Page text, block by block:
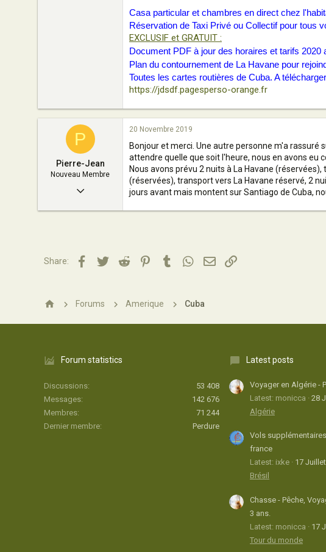
Casa particular et chambres en direct chez
Réservation de Taxi Privé ou Collectif pour tous
EXCLUSIF et GRATUIT :
Document PDF à jour des horaires et tarifs
Plan du contournement de La Havane pour
Toutes les cartes routières de Cuba. A
https://jdsdf.pagesperso-orange.fr
P
Pierre-Jean
Nouveau Membre
21 Juillet 2019
20 Novembre 2019
Bonjour et merci. Une autre personne m'a rassuré
attendre quelle que soit l'heure, nous en avons eu
Nous avons prévu 2 nuits à La Havane
(réservées), transport vers La Havane réservé, 2
jours avant mais montent sur Santiago de Cuba,
Share: Facebook
TwitterReddit PinterestTumblrWhatsApp
EmailLien
Forums Amerique Cuba
Forum statistics
Discussions
53 408
Messages
142 676
Membres
71 244
Dernier membre
Perdure
Latest posts
Voyager en Algérie -
Latest: monicca
28
Algérie
Vols
france
Latest: ixke
17
Brésil
Chasse - Pêche,
3 ans.
Latest: monicca
17
Tour du monde